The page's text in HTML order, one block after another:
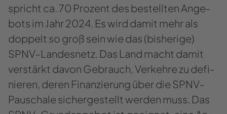
spricht ca. 70 Pro­zent des be­stell­ten An­ge­
bots im Jahr 2024. Es wird damit mehr als
dop­pelt so groß sein wie das (bis­he­ri­ge)
SPNV-​Landesnetz. Das Land macht damit
ver­stärkt davon Ge­brauch, Ver­keh­re zu de­fi­
nie­ren, deren Fi­nan­zie­rung über die SPNV-​
Pauschale si­cher­ge­stellt wer­den muss. Das